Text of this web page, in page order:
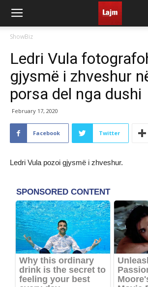
ShowBiz
Ledri Vula
gjysmë i zhveshur
porsa del nga dushi
February 17, 2020
Facebook Twitter
Ledri Vula pozoi gjysmë i zhveshur.